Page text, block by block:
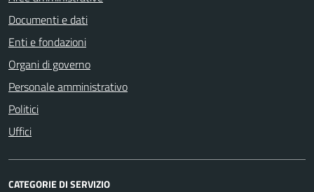
Documenti e dati
Enti e fondazioni
Organi di governo
Personale amministrativo
Politici
Uffici
CATEGORIE DI SERVIZIO